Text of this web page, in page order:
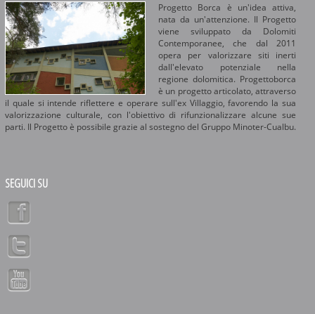
Progetto Borca è un'idea attiva,
nata da un'attenzione. Il Progetto
viene sviluppato da Dolomiti
Contemporanee, che dal 2011
opera per valorizzare siti inerti
dall'elevato potenziale nella
regione dolomitica. Progettoborca
è un progetto articolato, attraverso
il quale si intende riflettere e operare sull'ex Villaggio, favorendo la sua
valorizzazione culturale, con l'obiettivo di rifunzionalizzare alcune sue
parti. Il Progetto è possibile grazie al sostegno del Gruppo Minoter-Cualbu.
SEGUICI SU